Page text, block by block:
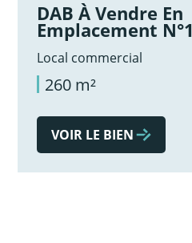
DAB À Vendre En
Emplacement N°1
Local commercial
260 m²
VOIR LE BIEN